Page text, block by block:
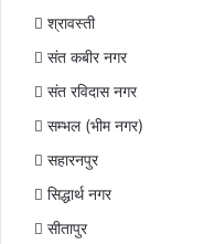
श्रावस्ती
संत कबीर नगर
संत रविदास नगर
सम्भल (भीम नगर)
सहारनपुर
सिद्धार्थ नगर
सीतापुर